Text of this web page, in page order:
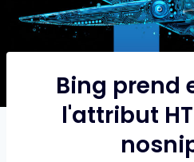
Bing prend
l'attribut